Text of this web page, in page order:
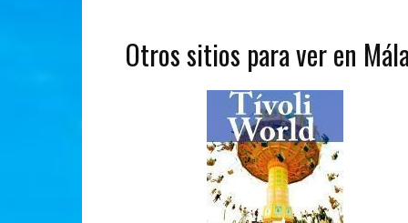
Otros sitios para ver en